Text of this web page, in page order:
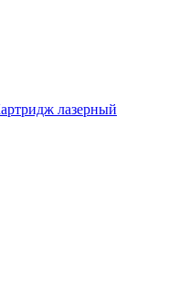
лазерный